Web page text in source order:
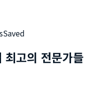
Saved
고의 전문가들